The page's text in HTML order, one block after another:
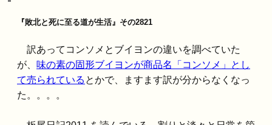
『敗北と死に至る道が生活』その2821
訳あってコンソメとブイヨンの違いを調べていた
が、 味の素の固形ブイヨンが商品名「コンソメ」とし
て売られている とかで、ますます訳が分からなくなっ
た。。。。